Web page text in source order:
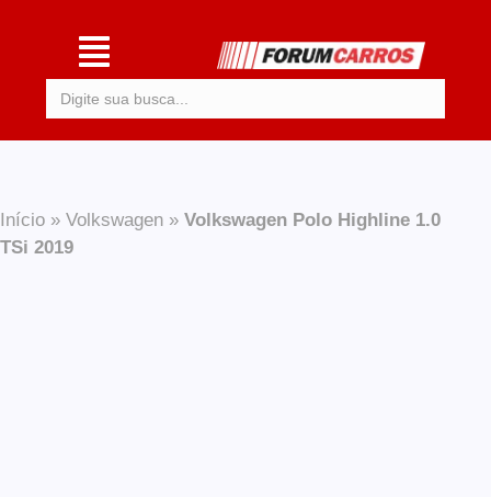
Início » Volkswagen » Volkswagen Polo Highline 1.0
TSi 2019